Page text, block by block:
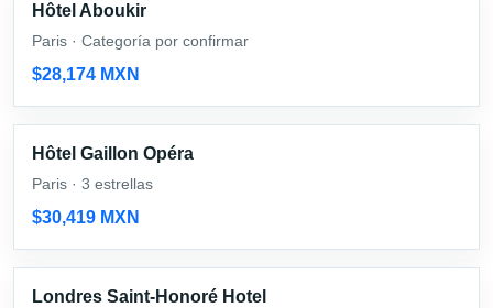
Hôtel Aboukir
Paris · Categoría por confirmar
$28,174 MXN
Hôtel Gaillon Opéra
Paris · 3 estrellas
$30,419 MXN
Londres Saint-Honoré Hotel